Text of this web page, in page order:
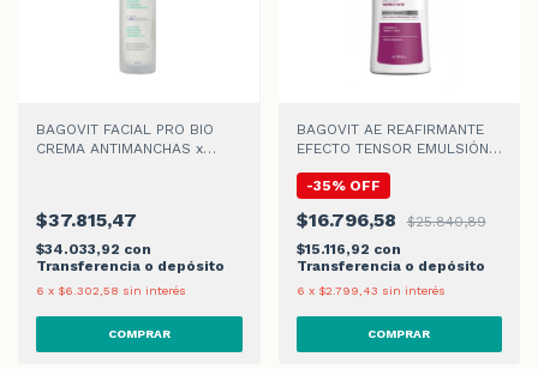
BAGOVIT FACIAL PRO BIO
CREMA ANTIMANCHAS x
$37.815,47
$34.033,92 con
Transferencia o depósito
6 x $6.302,58 sin interés
BAGOVIT AE REAFIRMANTE
EFECTO TENSOR EMULSIÓN x
-35% OFF
$16.796,58
$25.840,89
$15.116,92 con
Transferencia o depósito
6 x $2.799,43 sin interés